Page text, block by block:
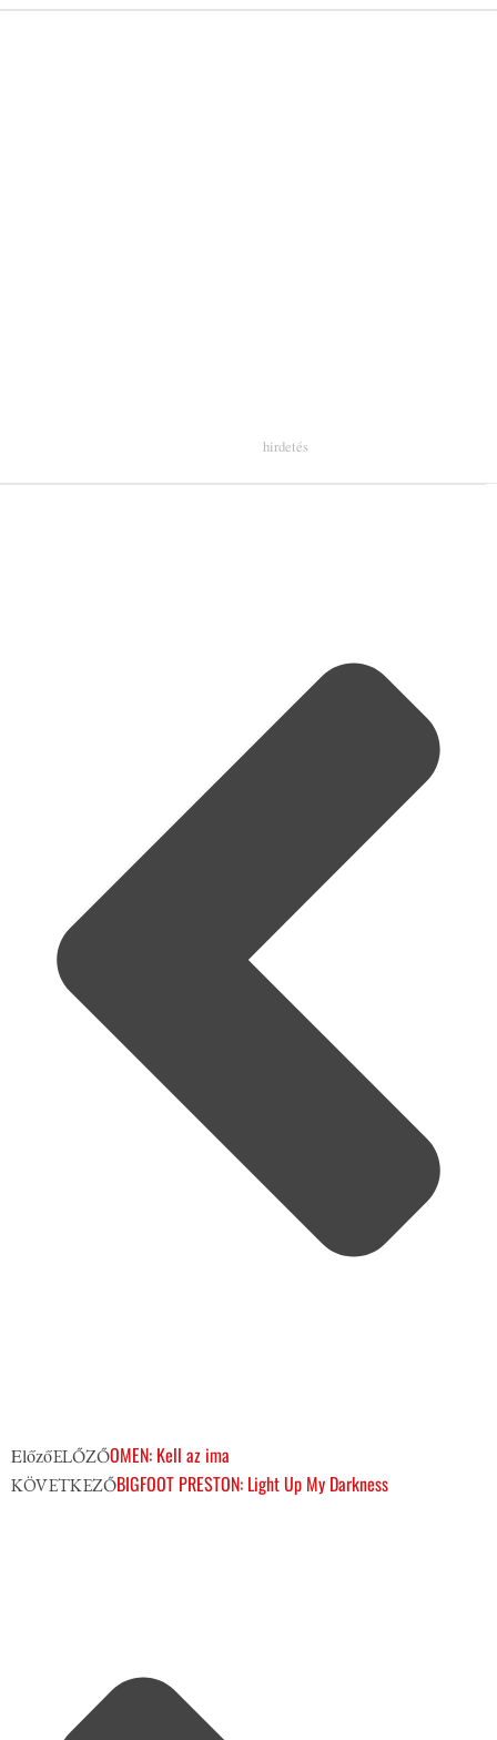
ElőzőELŐZŐOMEN: Kell az ima
KÖVETKEZŐBIGFOOT PRESTON: Light Up My Darkness